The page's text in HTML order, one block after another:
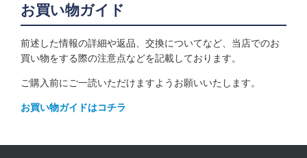
お買い物ガイド
前述した情報の詳細や返品、交換についてなど、当店でのお
買い物をする際の注意点などを記載しております。
ご購入前にご一読いただけますようお願いいたします。
お買い物ガイドはコチラ